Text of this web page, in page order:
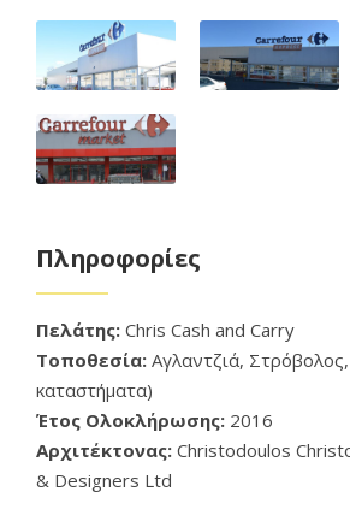
Πληροφορίες
Πελάτης: Chris Cash and Carry
Τοποθεσία: Αγλαντζιά,
καταστήματα)
Έτος Ολοκλήρωσης: 2016
Αρχιτέκτονας: Christodoulos
& Designers Ltd